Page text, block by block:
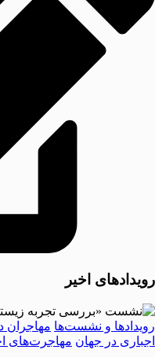
رویدادهای اخیر
رویدادها و نشست‌ها مهاجران
اجباری در جهان مهاجرت‌های